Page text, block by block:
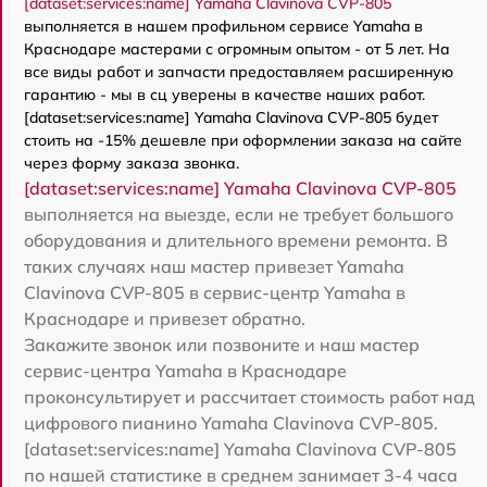
выполняется в нашем профильном сервисе Yamaha в
Краснодаре мастерами с огромным опытом - от 5 лет. На
все виды работ и запчасти предоставляем расширенную
гарантию - мы в сц уверены в качестве наших работ.
[dataset:services:name] Yamaha Clavinova CVP-805 будет
стоить на -15% дешевле при оформлении заказа на сайте
через форму заказа звонка.
[dataset:services:name] Yamaha Clavinova CVP-805
выполняется на выезде, если не требует большого
оборудования и длительного времени ремонта. В
таких случаях наш мастер привезет Yamaha
Clavinova CVP-805 в сервис-центр Yamaha в
Краснодаре и привезет обратно.
Закажите звонок или позвоните и наш мастер
сервис-центра Yamaha в Краснодаре
проконсультирует и рассчитает стоимость работ над
цифрового пианино Yamaha Clavinova CVP-805.
[dataset:services:name] Yamaha Clavinova CVP-805
по нашей статистике в среднем занимает 3-4 часа